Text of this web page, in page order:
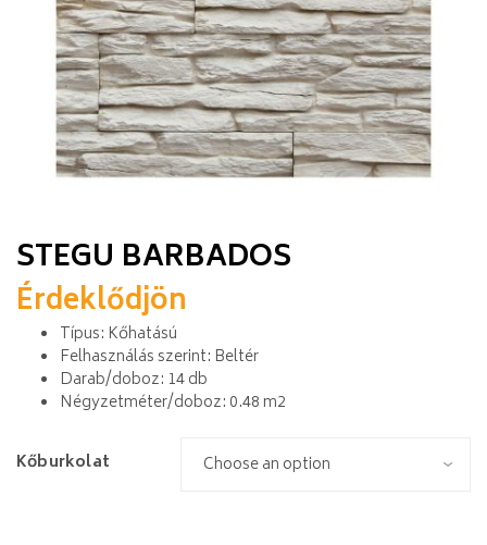
STEGU BARBADOS
Érdeklődjön
Típus: Kőhatású
Felhasználás szerint: Beltér
Darab/doboz: 14 db
Négyzetméter/doboz: 0.48 m2
Kőburkolat